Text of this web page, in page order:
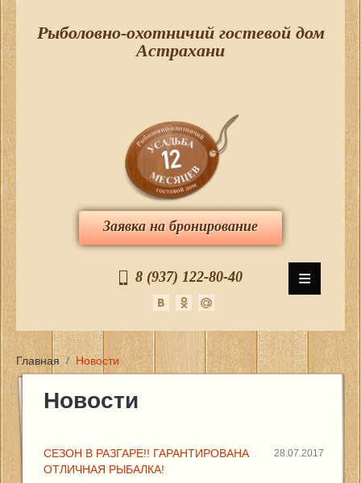
Рыболовно-охотничий гостевой дом
Астрахани
Заявка на бронирование
8 (937) 122-80-40 ≡
Новости
Главная / Новости
Новости
28.07.2017
СЕЗОН В РАЗГАРЕ!! ГАРАНТИРОВАНА
ОТЛИЧНАЯ РЫБАЛКА!